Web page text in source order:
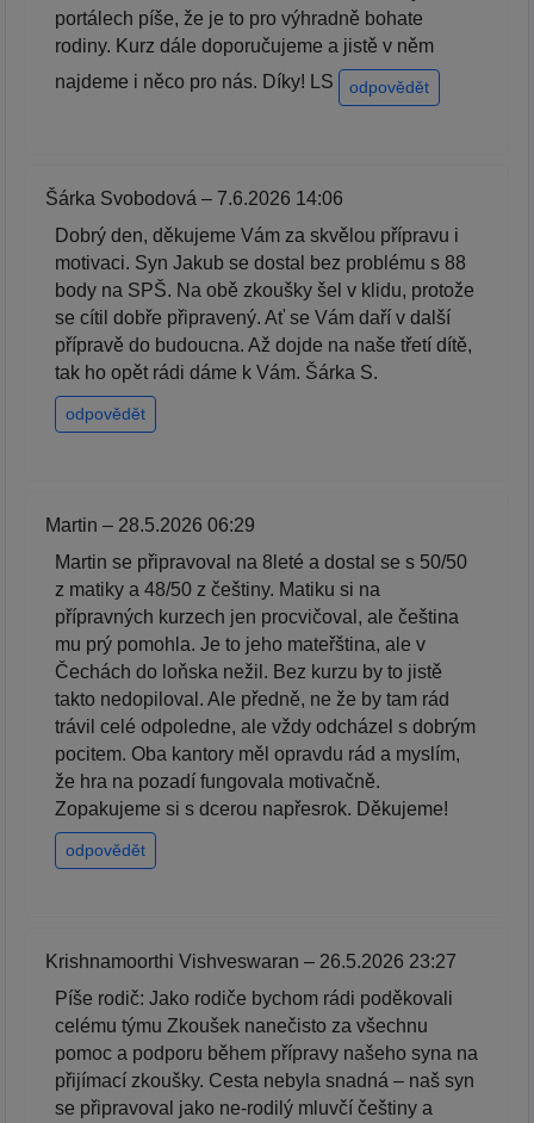
portálech píše, že je to pro výhradně bohate
rodiny. Kurz dále doporučujeme a jistě v něm
najdeme i něco pro nás. Díky! LS
odpovědět
Šárka Svobodová – 7.6.2026 14:06
Dobrý den, děkujeme Vám za skvělou přípravu i
motivaci. Syn Jakub se dostal bez problému s 88
body na SPŠ. Na obě zkoušky šel v klidu, protože
se cítil dobře připravený. Ať se Vám daří v další
přípravě do budoucna. Až dojde na naše třetí dítě,
tak ho opět rádi dáme k Vám. Šárka S.
odpovědět
Martin – 28.5.2026 06:29
Martin se připravoval na 8leté a dostal se s 50/50
z matiky a 48/50 z češtiny. Matiku si na
přípravných kurzech jen procvičoval, ale čeština
mu prý pomohla. Je to jeho mateřština, ale v
Čechách do loňska nežil. Bez kurzu by to jistě
takto nedopiloval. Ale předně, ne že by tam rád
trávil celé odpoledne, ale vždy odcházel s dobrým
pocitem. Oba kantory měl opravdu rád a myslím,
že hra na pozadí fungovala motivačně.
Zopakujeme si s dcerou napřesrok. Děkujeme!
odpovědět
Krishnamoorthi Vishveswaran – 26.5.2026 23:27
Píše rodič: Jako rodiče bychom rádi poděkovali
celému týmu Zkoušek nanečisto za všechnu
pomoc a podporu během přípravy našeho syna na
přijímací zkoušky. Cesta nebyla snadná – naš syn
se připravoval jako ne-rodilý mluvčí češtiny a